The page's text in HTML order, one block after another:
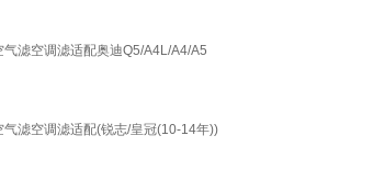
滤空调滤适配奥迪Q5/A4L/A4/A5
滤空调滤适配(锐志/皇冠(10-14年))